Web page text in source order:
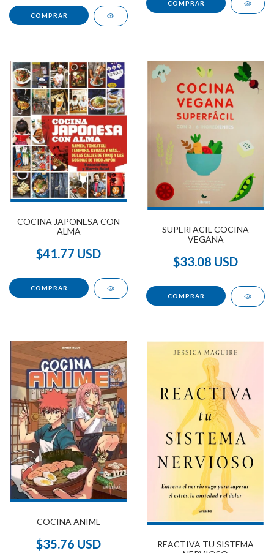
COCINA JAPONESA CON
ALMA
$41.77 USD
SUPERFACIL COCINA
VEGANA
$33.08 USD
COCINA ANIME
$35.76 USD
REACTIVA TU SISTEMA